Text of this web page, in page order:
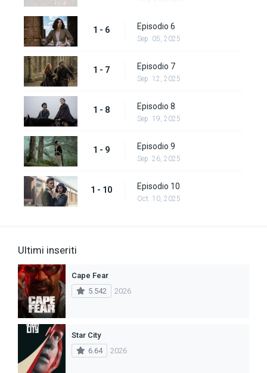
1 - 6 Episodio 6
Sep. 05, 2025
1 - 7 Episodio 7
Sep. 12, 2025
1 - 8 Episodio 8
Sep. 19, 2025
1 - 9 Episodio 9
Sep. 26, 2025
1 - 10 Episodio 10
Oct. 10, 2025
Ultimi inseriti
Cape Fear
5.542
2026
Star City
6.64
2026